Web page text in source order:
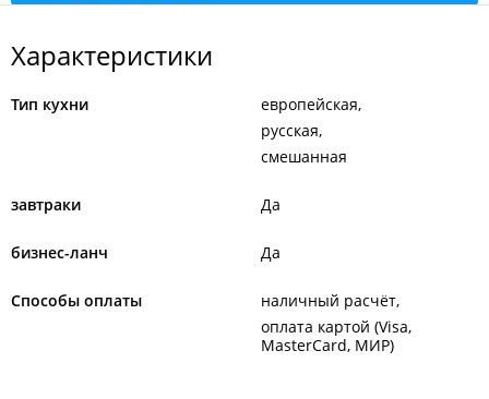
Характеристики
Тип кухни
европейская
русская
смешанная
завтраки Да
бизнес-ланч Да
Способы оплаты
наличный расчёт
оплата картой (Visa,
MasterCard, МИР)